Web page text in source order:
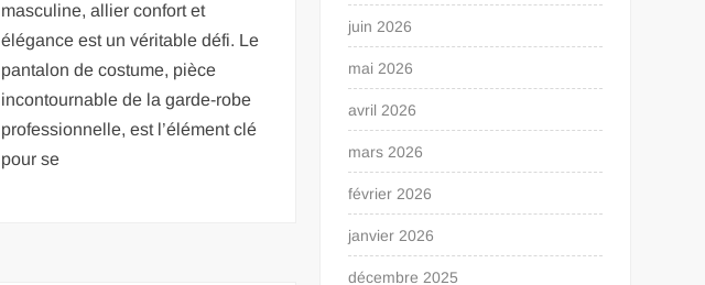
masculine, allier confort et
élégance est un véritable défi. Le
pantalon de costume, pièce
incontournable de la garde-robe
professionnelle, est l’élément clé
pour se
juin 2026
mai 2026
avril 2026
mars 2026
février 2026
janvier 2026
décembre 2025